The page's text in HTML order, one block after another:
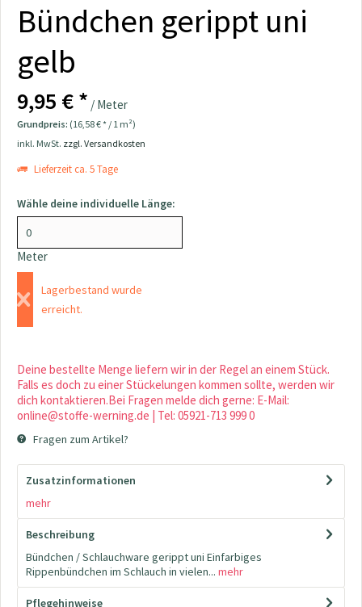
Bündchen gerippt uni
gelb
9,95 € * / Meter
Grundpreis: (16,58 € * / 1 m²)
inkl. MwSt. zzgl. Versandkosten
Lieferzeit ca. 5 Tage
Wähle deine individuelle Länge:
Meter
Lagerbestand wurde
erreicht.
Deine bestellte Menge liefern wir in der Regel an einem Stück.
Falls es doch zu einer Stückelungen kommen sollte, werden wir
dich kontaktieren.Bei Fragen melde dich gerne: E-Mail:
online@stoffe-werning.de | Tel: 05921-713 999 0
Fragen zum Artikel?
Zusatzinformationen
mehr
Beschreibung
Bündchen / Schlauchware gerippt uni Einfarbiges
Rippenbündchen im Schlauch in vielen... mehr
Pflegehinweise